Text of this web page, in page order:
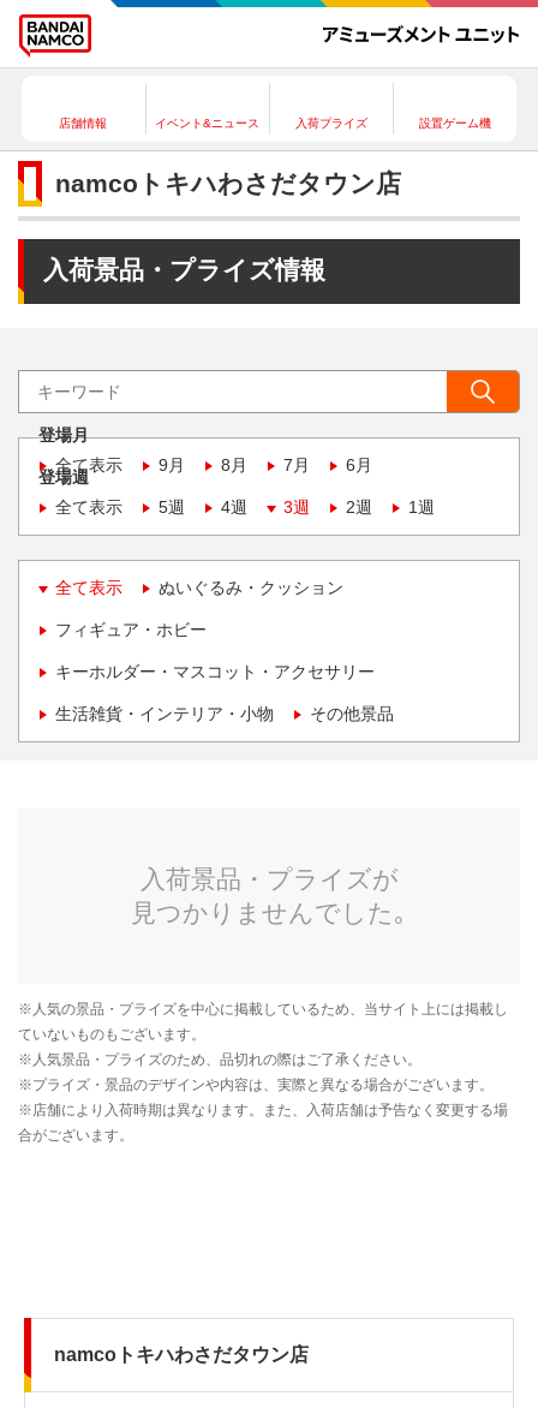
店舗情報 イベント&ニュース 入荷プライズ 設置ゲーム機
namcoトキハわさだタウン店
入荷景品・プライズ情報
登場月
全て表示
9月 8月 7月 6月
登場週
全て表示
5週 4週 3週 2週 1週
全て表示 ぬいぐるみ・クッション
フィギュア・ホビー
キーホルダー・マスコット・アクセサリー
生活雑貨・インテリア・小物 その他景品
namcoトキハわさだタウン店